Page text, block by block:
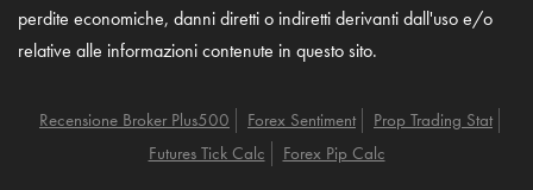
perdite economiche, danni diretti o indiretti derivanti dall'uso e/o
relative alle informazioni contenute in questo sito.
Recensione Broker Plus500 Forex Sentiment
Prop Trading Stat
Futures Tick Calc
Forex Pip Calc